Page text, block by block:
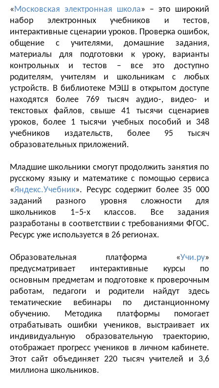
«Московская электронная школа» – это широкий
набор электронных учебников и тестов,
интерактивные сценарии уроков. Проверка ошибок,
общение с учителями, домашние задания,
материалы для подготовки к уроку, варианты
контрольных и тестов – все это доступно
родителям, учителям и школьникам с любых
устройств. В библиотеке МЭШ в открытом доступе
находятся более 769 тысяч аудио-, видео- и
текстовых файлов, свыше 41 тысячи сценариев
уроков, более 1 тысячи учебных пособий и 348
учебников издательств, более 95 тысяч
образовательных приложений.
Младшие школьники смогут продолжить занятия по
русскому языку и математике с помощью сервиса
«Яндекс.Учебник». Ресурс содержит более 35 000
заданий разного уровня сложности для
школьников 1–5-х классов. Все задания
разработаны в соответствии с требованиями ФГОС.
Ресурс уже используется в 26 регионах.
Образовательная платформа «Учи.ру»
предусматривает интерактивные курсы по
основным предметам и подготовке к проверочным
работам, педагоги и родители найдут здесь
тематические вебинары по дистанционному
обучению. Методика платформы помогает
отрабатывать ошибки учеников, выстраивает их
индивидуальную образовательную траекторию,
отображает прогресс учеников в личном кабинете.
Этот сайт объединяет 220 тысяч учителей и 3,6
миллиона школьников.